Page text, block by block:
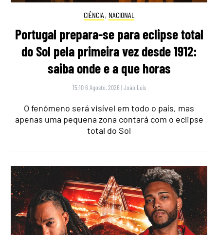
CIÊNCIA , NACIONAL
Portugal prepara-se para eclipse total
do Sol pela primeira vez desde 1912:
saiba onde e a que horas
15:10 6 Agosto, 2026 |João Luís
O fenómeno será visível em todo o país, mas
apenas uma pequena zona contará com o eclipse
total do Sol